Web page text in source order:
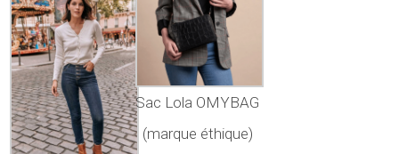
Sac Lola OMYBAG
(marque éthique)